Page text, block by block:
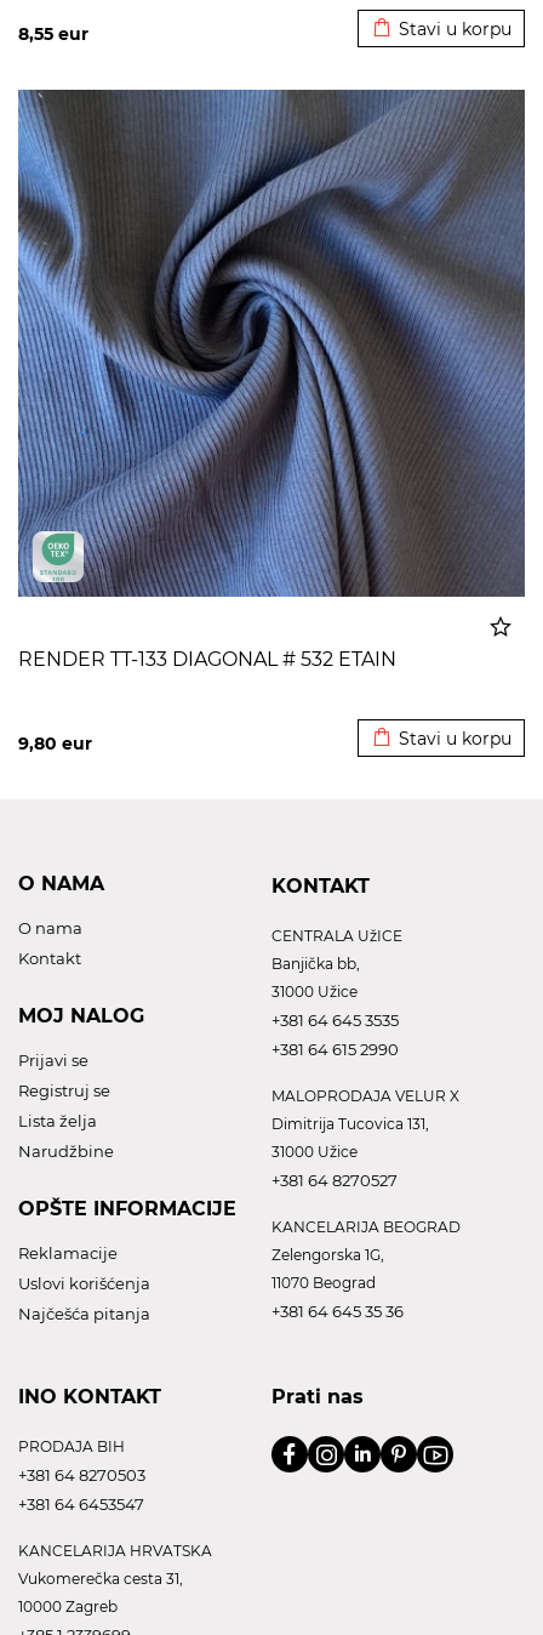
8,55 eur Stavi u korpu
RENDER TT-133 DIAGONAL # 532 ETAIN
9,80 eur Stavi u korpu
O NAMA
O nama
Kontakt
MOJ NALOG
Prijavi se
Registruj se
Lista želja
Narudžbine
OPŠTE INFORMACIJE
Reklamacije
Uslovi korišćenja
Najčešća pitanja
KONTAKT
CENTRALA UžICE
Banjička bb,
31000 Užice
+381 64 645 3535
+381 64 615 2990
MALOPRODAJA VELUR X
Dimitrija Tucovica 131,
31000 Užice
+381 64 8270527
KANCELARIJA BEOGRAD
Zelengorska 1G,
11070 Beograd
+381 64 645 35 36
INO KONTAKT
PRODAJA BIH
+381 64 8270503
+381 64 6453547
KANCELARIJA HRVATSKA
Vukomerečka cesta 31,
10000 Zagreb
Prati nas